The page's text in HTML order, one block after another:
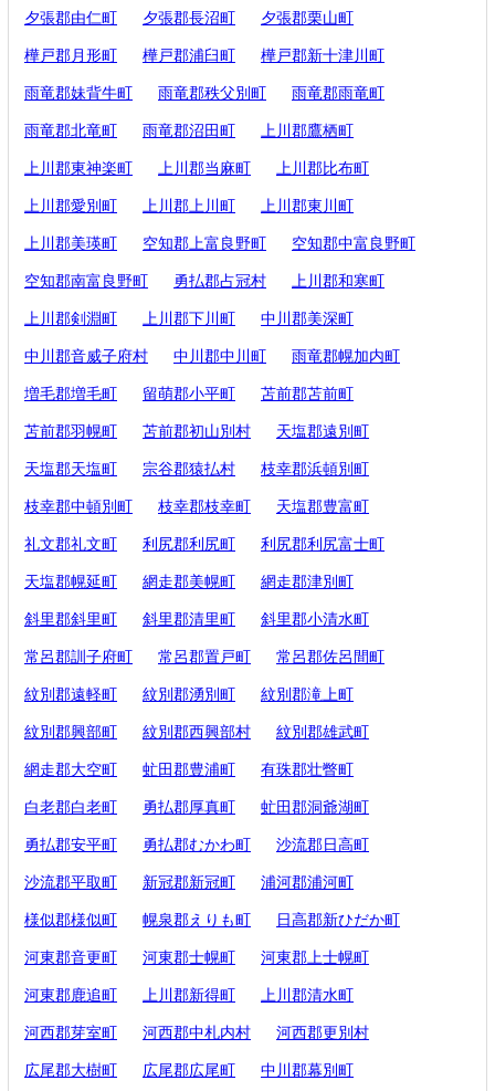
夕張郡由仁町 夕張郡長沼町 夕張郡栗山町
樺戸郡月形町 樺戸郡浦臼町 樺戸郡新十津川町
雨竜郡妹背牛町 雨竜郡秩父別町 雨竜郡雨竜町
雨竜郡北竜町 雨竜郡沼田町 上川郡鷹栖町
上川郡東神楽町 上川郡当麻町 上川郡比布町
上川郡愛別町 上川郡上川町 上川郡東川町
上川郡美瑛町 空知郡上富良野町 空知郡中富良野町
空知郡南富良野町 勇払郡占冠村 上川郡和寒町
上川郡剣淵町 上川郡下川町 中川郡美深町
中川郡音威子府村 中川郡中川町 雨竜郡幌加内町
増毛郡増毛町 留萌郡小平町 苫前郡苫前町
苫前郡羽幌町 苫前郡初山別村 天塩郡遠別町
天塩郡天塩町 宗谷郡猿払村 枝幸郡浜頓別町
枝幸郡中頓別町 枝幸郡枝幸町 天塩郡豊富町
礼文郡礼文町 利尻郡利尻町 利尻郡利尻富士町
天塩郡幌延町 網走郡美幌町 網走郡津別町
斜里郡斜里町 斜里郡清里町 斜里郡小清水町
常呂郡訓子府町 常呂郡置戸町 常呂郡佐呂間町
紋別郡遠軽町 紋別郡湧別町 紋別郡滝上町
紋別郡興部町 紋別郡西興部村 紋別郡雄武町
網走郡大空町 虻田郡豊浦町 有珠郡壮瞥町
白老郡白老町 勇払郡厚真町 虻田郡洞爺湖町
勇払郡安平町 勇払郡むかわ町 沙流郡日高町
沙流郡平取町 新冠郡新冠町 浦河郡浦河町
様似郡様似町 幌泉郡えりも町 日高郡新ひだか町
河東郡音更町 河東郡士幌町 河東郡上士幌町
河東郡鹿追町 上川郡新得町 上川郡清水町
河西郡芽室町 河西郡中札内村 河西郡更別村
広尾郡大樹町 広尾郡広尾町 中川郡幕別町